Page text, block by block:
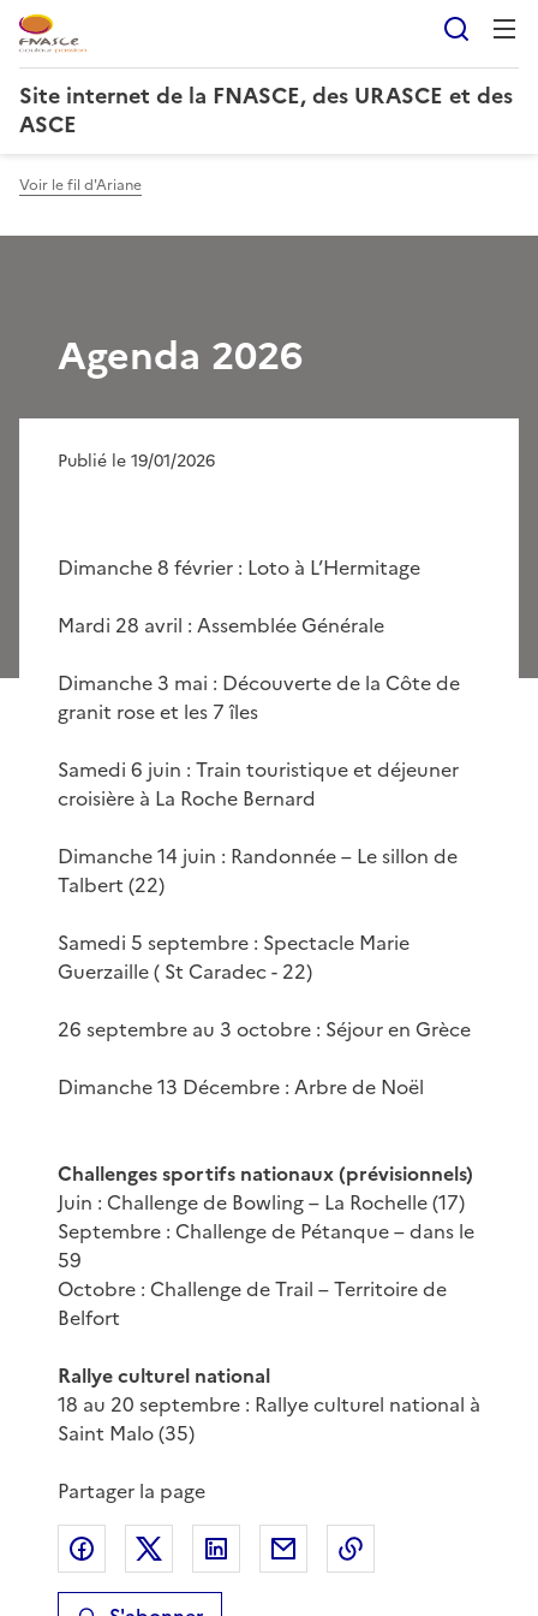
Site internet de la FNASCE, des URASCE et des
ASCE
Voir le fil d'Ariane
Agenda 2026
Publié le 19/01/2026
Dimanche 8 février : Loto à L’Hermitage
Mardi 28 avril : Assemblée Générale
Dimanche 3 mai : Découverte de la Côte de
granit rose et les 7 îles
Samedi 6 juin : Train touristique et déjeuner
croisière à La Roche Bernard
Dimanche 14 juin : Randonnée – Le sillon de
Talbert (22)
Samedi 5 septembre : Spectacle Marie
Guerzaille ( St Caradec - 22)
26 septembre au 3 octobre : Séjour en Grèce
Dimanche 13 Décembre : Arbre de Noël
Challenges sportifs nationaux (prévisionnels)
Juin : Challenge de Bowling – La Rochelle (17)
Septembre : Challenge de Pétanque – dans le
59
Octobre : Challenge de Trail – Territoire de
Belfort
Rallye culturel national
18 au 20 septembre : Rallye culturel national à
Saint Malo (35)
Partager la page
Partager sur Facebook
Partager sur XPartager sur LinkedIn
Partager par email